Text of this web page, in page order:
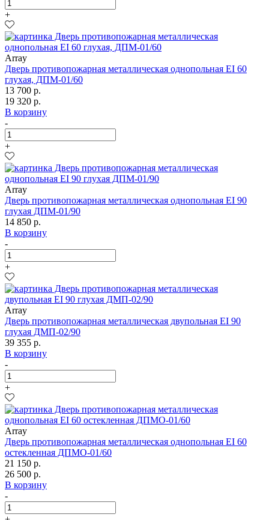
+
Array
Дверь противопожарная металлическая однопольная EI 60
глухая, ДПМ-01/60
13 700 р.
19 320 р.
В корзину
-
+
Array
Дверь противопожарная металлическая однопольная EI 90
глухая ДПМ-01/90
14 850 р.
В корзину
-
+
Array
Дверь противопожарная металлическая двупольная EI 90
глухая ДМП-02/90
39 355 р.
В корзину
-
+
Array
Дверь противопожарная металлическая однопольная EI 60
остекленная ДПМО-01/60
21 150 р.
26 500 р.
В корзину
-